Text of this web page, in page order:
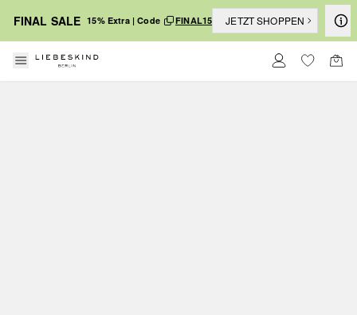
FINAL SALE 15% Extra | Code FINAL15 JETZT SHOPPEN